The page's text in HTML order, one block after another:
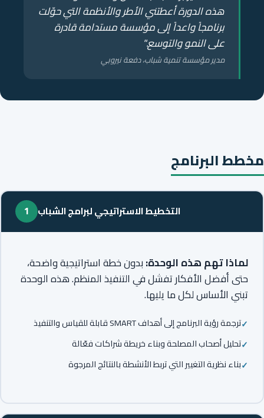
هذه الدورة أعطتني الأطر والأنظمة التي حوّلت
برنامجاً واعداً إلى مؤسسة مستدامة قادرة
على النمو والتوسع."
مدير مؤسسة تنمية شباب، دفعة نيروبي
مخطط البرنامج
1 التخطيط الاستراتيجي لبرامج الشباب
لماذا تهم هذه الوحدة:بدون خطة استراتيجية واضحة،
حتى أفضل الأفكار تفشل في التنفيذ المنظم. هذه الوحدة
تبني الأساس لكل ما يليها.
ترجمة رؤية البرنامج إلى أهداف SMART قابلة للقياس والتنفيذ
تحليل أصحاب المصلحة وبناء خريطة شراكات فعّالة
بناء نظرية التغيير التي تربط الأنشطة بالنتائج المرجوة